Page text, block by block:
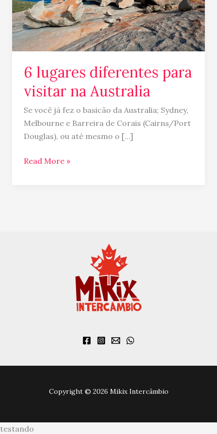
6 lugares diferentes para
visitar na Australia
Se você já fez o basicão da Australia; Sydney,
Melbourne e Barreira de Corais (Cairns/Port
Douglas), ou até mesmo o […]
Australia
Read More »
Copyright © 2026 Mikix Intercâmbio
testando